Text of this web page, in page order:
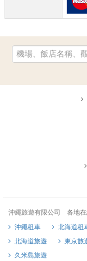
沖繩旅遊有限公司 各地在
沖繩租車
北海道租
北海道旅遊
東京旅
久米島旅遊